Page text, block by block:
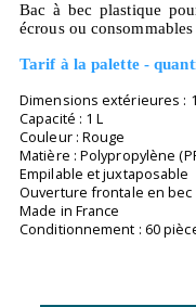
Bac à bec plastique
écrous ou
Tarif à la palette -
Dimensions extérieures :
Capacité : 1 L
Couleur : Rouge
Matière : Polypropylène
Empilable et juxtaposable
Ouverture frontale en bec
Made in France
Conditionnement : 60